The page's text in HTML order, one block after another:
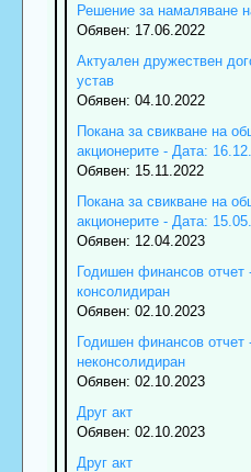
Решение за намаляване
Обявен: 17.06.2022
Актуален дружествен
устав
Обявен: 04.10.2022
Покана за свикване на
акционерите - Дата:
Обявен: 15.11.2022
Покана за свикване на
акционерите - Дата:
Обявен: 12.04.2023
Годишен финансов отчет
консолидиран
Обявен: 02.10.2023
Годишен финансов отчет
неконсолидиран
Обявен: 02.10.2023
Друг акт
Обявен: 02.10.2023
Друг акт